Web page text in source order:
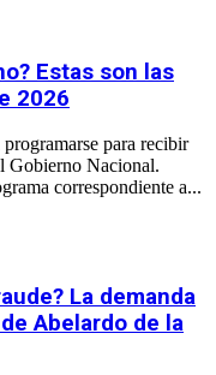
Estas son las
2026
para recibir
Gobierno Nacional.
correspondiente a...
La demanda
Abelardo de la